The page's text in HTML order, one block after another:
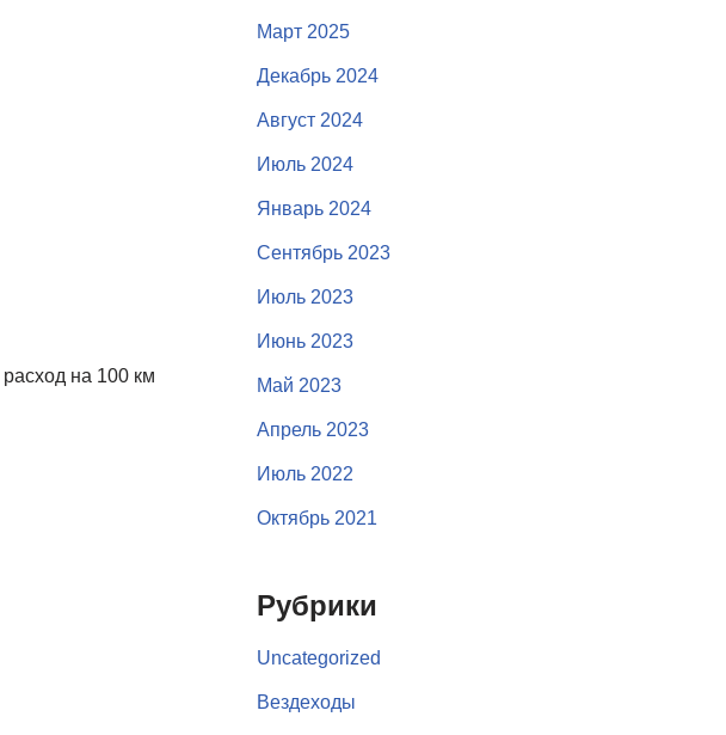
на 100 км
Март 2025
Декабрь 2024
Август 2024
Июль 2024
Январь 2024
Сентябрь 2023
Июль 2023
Июнь 2023
Май 2023
Апрель 2023
Июль 2022
Октябрь 2021
Рубрики
Uncategorized
Вездеходы